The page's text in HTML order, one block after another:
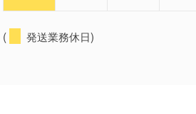
( 発送業務休日)